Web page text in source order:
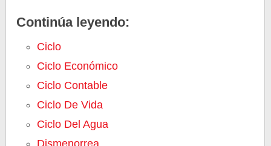
Continúa leyendo:
Ciclo
Ciclo Económico
Ciclo Contable
Ciclo De Vida
Ciclo Del Agua
Dismenorrea